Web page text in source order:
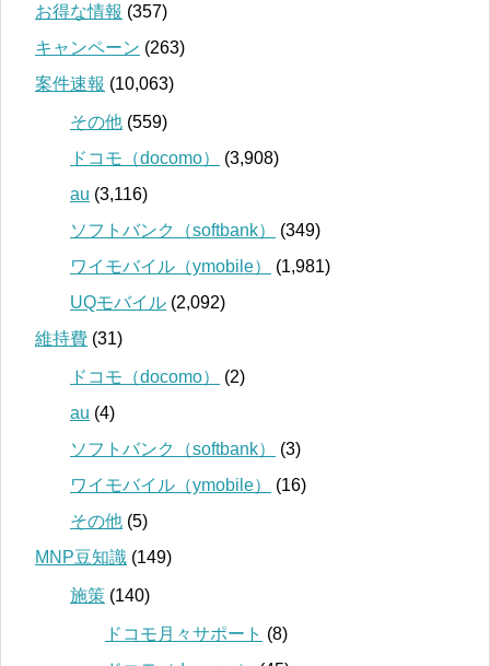
お得な情報 (357)
キャンペーン (263)
案件速報 (10,063)
その他 (559)
ドコモ（docomo）
(3,908)
au (3,116)
ソフトバンク（softbank）
(349)
ワイモバイル（ymobile）
(1,981)
UQモバイル (2,092)
維持費 (31)
ドコモ（docomo）
(2)
au (4)
ソフトバンク（softbank）
(3)
ワイモバイル（ymobile）
(16)
その他 (5)
MNP豆知識 (149)
施策 (140)
ドコモ月々サポート (8)